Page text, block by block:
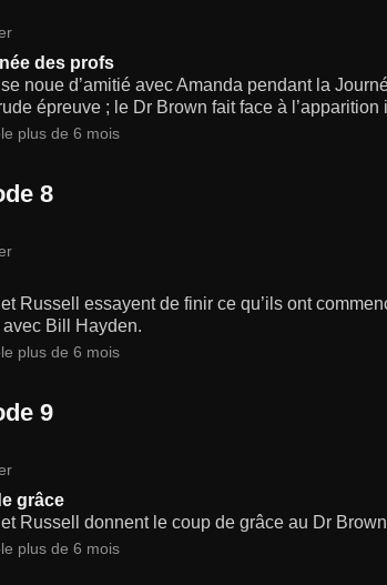
des profs
noue d’amitié avec Amanda pendant la
épreuve ; le Dr Brown fait face à
plus de 6 mois
8
Russell essayent de finir ce qu’ils ont
Bill Hayden.
plus de 6 mois
9
grâce
Russell donnent le coup de grâce au Dr
plus de 6 mois